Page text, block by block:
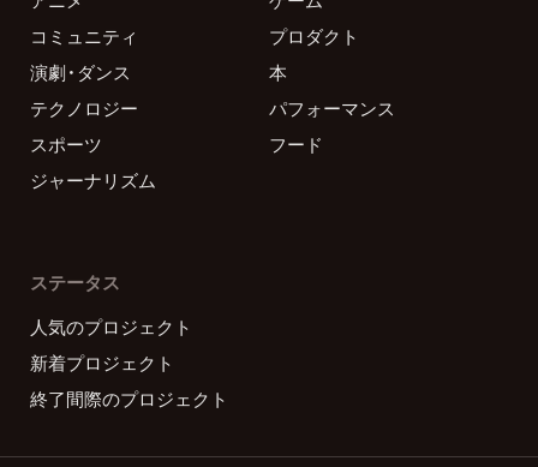
コミュニティ
プロダクト
演劇・ダンス
本
テクノロジー
パフォーマンス
スポーツ
フード
ジャーナリズム
ステータス
人気のプロジェクト
新着プロジェクト
終了間際のプロジェクト